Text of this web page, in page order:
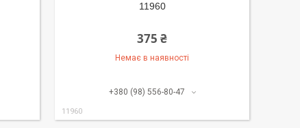
11960
375 ₴
Немає в наявності
+380 (98) 556-80-47
11960